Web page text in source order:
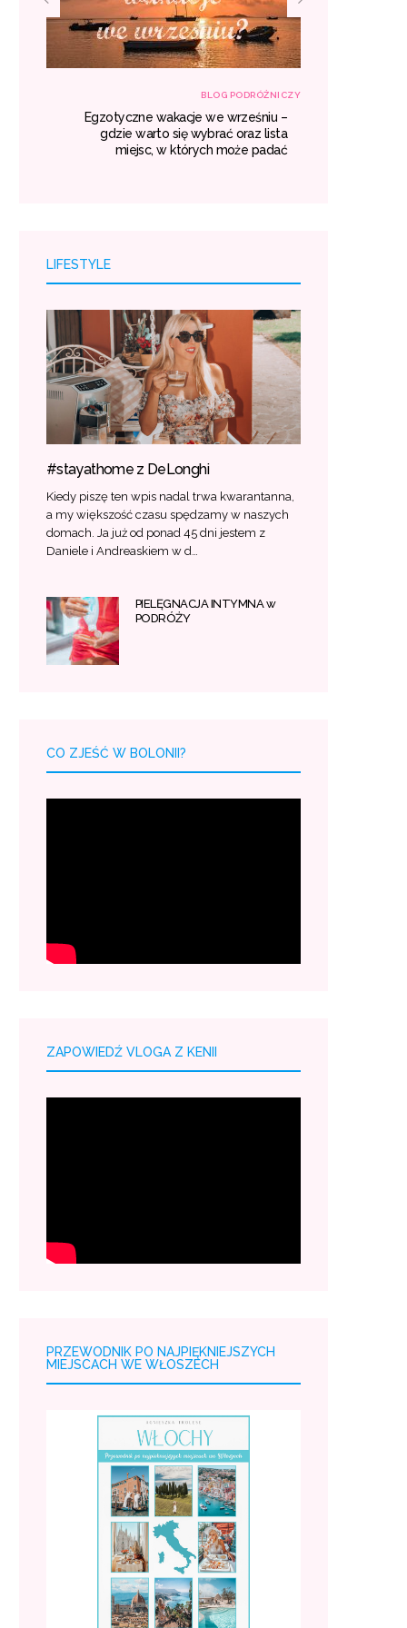
BLOG PODRÓŻNICZY
Egzotyczne wakacje we wrześniu –
gdzie warto się wybrać oraz lista
miejsc, w których może padać
LIFESTYLE
#stayathome z DeLonghi
Kiedy piszę ten wpis nadal trwa kwarantanna,
a my większość czasu spędzamy w naszych
domach. Ja już od ponad 45 dni jestem z
Daniele i Andreaskiem w d…
PIELĘGNACJA INTYMNA w
PODRÓŻY
CO ZJEŚĆ W BOLONII?
ZAPOWIEDŹ VLOGA Z KENII
PRZEWODNIK PO NAJPIĘKNIEJSZYCH
MIEJSCACH WE WŁOSZECH